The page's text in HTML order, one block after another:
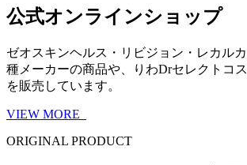
公式オンラインショップ
ゼオスキンヘルス・リビジョン・レカル
種メーカーの商品や、りわDrセレクトコ
を販売しています。
VIEW MORE
ORIGINAL PRODUCT